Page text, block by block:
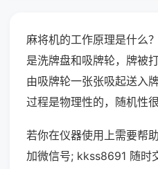
麻将机的工作原理是什么
是洗牌盘和吸牌轮，牌被
由吸牌轮一张张吸起送入
过程是物理性的，随机性很
若你在仪器使用上需要帮
加微信号; kkss8691 随时